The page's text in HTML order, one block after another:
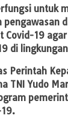
untuk
pengawasan
Covid-19
di
Perintah
TNI Yudo